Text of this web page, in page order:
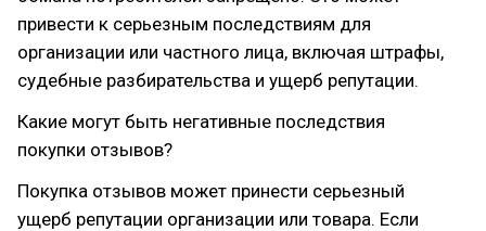
привести к серьезным последствиям для
организации или частного лица, включая штрафы,
судебные разбирательства и ущерб репутации.
Какие могут быть негативные последствия
покупки отзывов?
Покупка отзывов может принести серьезный
ущерб репутации организации или товара. Если